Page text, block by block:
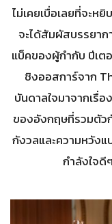
ไม่เคยเบื่อเลยที่จะห
จะได้สัมผัสบรรยา
แบ็คของผู้กำกับ ปีเต
ชิงออสการ์จาก
บันดาลใจมาจากเรื่
ของอังกฤษที่รวมตัว
กังวลและความหวังแ
กำลังใจดี